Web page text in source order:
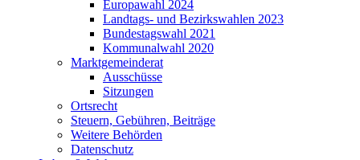
Europawahl 2024
Landtags- und Bezirkswahlen 2023
Bundestagswahl 2021
Kommunalwahl 2020
Marktgemeinderat
Ausschüsse
Sitzungen
Ortsrecht
Steuern, Gebühren, Beiträge
Weitere Behörden
Datenschutz